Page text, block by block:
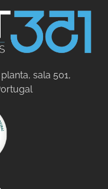
sala 501,